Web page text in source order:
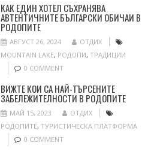
КАК ЕДИН ХОТЕЛ СЪХРАНЯВА
АВТЕНТИЧНИТЕ БЪЛГАРСКИ ОБИЧАИ В
РОДОПИТЕ
АВГУСТ 26, 2024
ОТДИХ
MOUNTAIN LAKE, РОДОПИ, ТРАДИЦИИ
0 COMMENT
ВИЖТЕ КОИ СА НАЙ-ТЪРСЕНИТЕ
ЗАБЕЛЕЖИТЕЛНОСТИ В РОДОПИТЕ
МАЙ 15, 2023
ОТДИХ
РОДОПИТЕ, ТУРИСТИЧЕСКА ПЛАТФОРМА
0 COMMENT